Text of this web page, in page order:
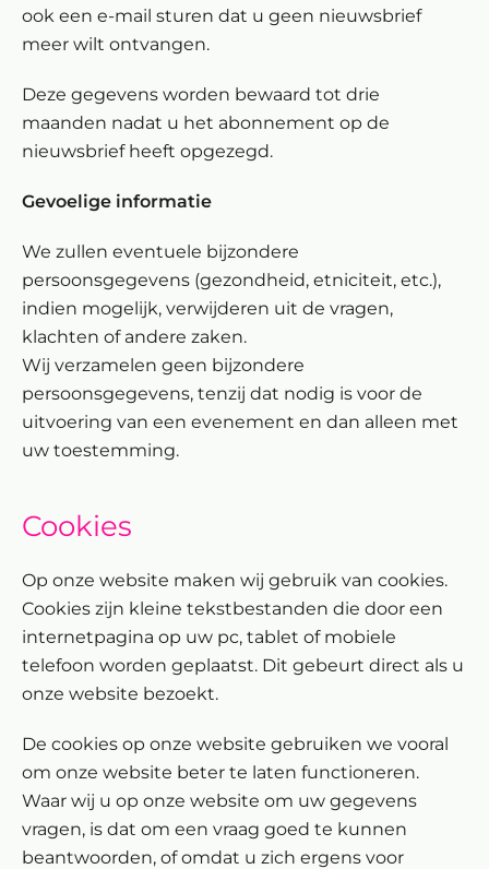
ook een e-mail sturen dat u geen nieuwsbrief
meer wilt ontvangen.
Deze gegevens worden bewaard tot drie
maanden nadat u het abonnement op de
nieuwsbrief heeft opgezegd.
Gevoelige informatie
We zullen eventuele bijzondere
persoonsgegevens (gezondheid, etniciteit, etc.),
indien mogelijk, verwijderen uit de vragen,
klachten of andere zaken.
Wij verzamelen geen bijzondere
persoonsgegevens, tenzij dat nodig is voor de
uitvoering van een evenement en dan alleen met
uw toestemming.
Cookies
Op onze website maken wij gebruik van cookies.
Cookies zijn kleine tekstbestanden die door een
internetpagina op uw pc, tablet of mobiele
telefoon worden geplaatst. Dit gebeurt direct als u
onze website bezoekt.
De cookies op onze website gebruiken we vooral
om onze website beter te laten functioneren.
Waar wij u op onze website om uw gegevens
vragen, is dat om een vraag goed te kunnen
beantwoorden, of omdat u zich ergens voor